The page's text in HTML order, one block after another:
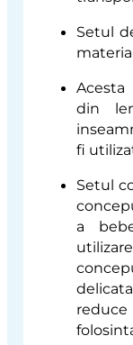
Setul
din
fi
Setul
a
reduce